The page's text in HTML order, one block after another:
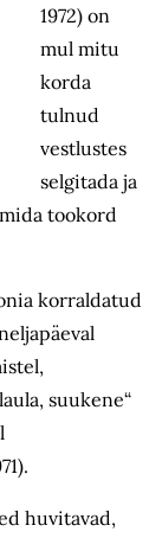
1972) on
mul mitu
korda
tulnud
vestlustes
selgitada ja
tookord
korraldatud
suukene“
huvitavad,